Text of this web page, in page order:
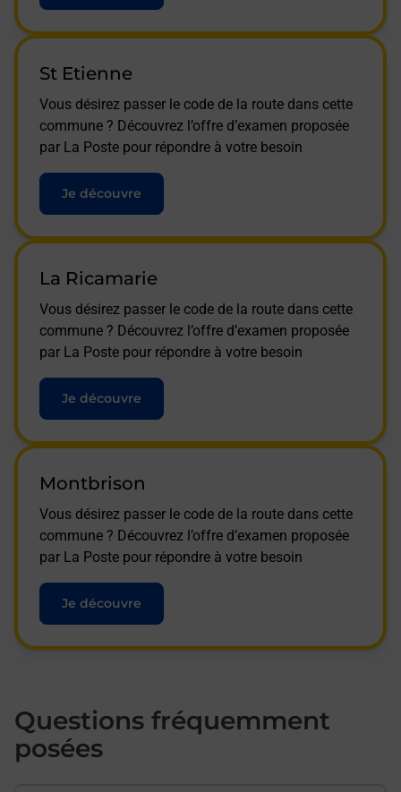
St Etienne
Vous désirez passer le code de la route dans cette
commune ? Découvrez l’offre d’examen proposée
par La Poste pour répondre à votre besoin
Je découvre
La Ricamarie
Vous désirez passer le code de la route dans cette
commune ? Découvrez l’offre d’examen proposée
par La Poste pour répondre à votre besoin
Je découvre
Montbrison
Vous désirez passer le code de la route dans cette
commune ? Découvrez l’offre d’examen proposée
par La Poste pour répondre à votre besoin
Je découvre
Questions fréquemment
posées